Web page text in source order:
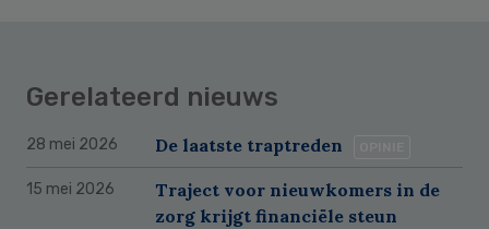
Gerelateerd nieuws
28 mei 2026 De laatste traptreden
15 mei 2026
Traject voor nieuwkomers in de
zorg krijgt financiële steun